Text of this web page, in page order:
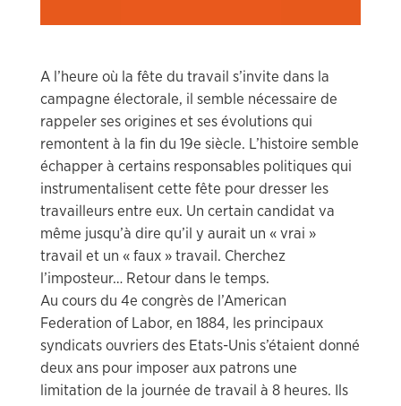
A l’heure où la fête du travail s’invite dans la
campagne électorale, il semble nécessaire de
rappeler ses origines et ses évolutions qui
remontent à la fin du 19e siècle. L’histoire semble
échapper à certains responsables politiques qui
instrumentalisent cette fête pour dresser les
travailleurs entre eux. Un certain candidat va
même jusqu’à dire qu’il y aurait un « vrai »
travail et un « faux » travail. Cherchez
l’imposteur… Retour dans le temps.
Au cours du 4e congrès de l’American
Federation of Labor, en 1884, les principaux
syndicats ouvriers des Etats-Unis s’étaient donné
deux ans pour imposer aux patrons une
limitation de la journée de travail à 8 heures. Ils